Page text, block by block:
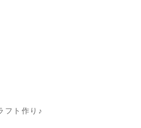
フト作り♪